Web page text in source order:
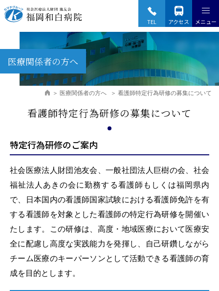
TEL アクセス メニュー
医療関係者の方へ
医療関係者の方へ 看護師特定行為研修の募集について
看護師特定行為研修の募集について
特定行為研修のご案内
社会医療法人財団池友会、一般社団法人巨樹の会、社会
福祉法人あきの会に勤務する看護師もしくは福岡県内
で、日本国内の看護師国家試験における看護師免許を有
する看護師を対象とした看護師の特定行為研修を開催い
たします。この研修は、高度・地域医療において医療安
全に配慮し高度な実践能力を発揮し、自己研鑽しながら
チーム医療のキーパーソンとして活動できる看護師の育
成を目的とします。